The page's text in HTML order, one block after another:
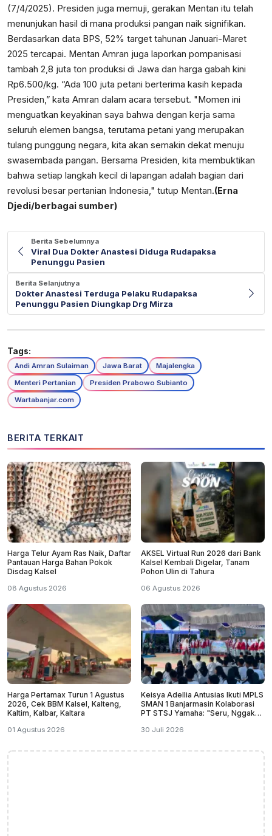
(7/4/2025). Presiden juga memuji, gerakan Mentan itu telah
menunjukan hasil di mana produksi pangan naik signifikan.
Berdasarkan data BPS, 52% target tahunan Januari-Maret
2025 tercapai. Mentan Amran juga laporkan pompanisasi
tambah 2,8 juta ton produksi di Jawa dan harga gabah kini
Rp6.500/kg. “Ada 100 juta petani berterima kasih kepada
Presiden,” kata Amran dalam acara tersebut. "Momen ini
menguatkan keyakinan saya bahwa dengan kerja sama
seluruh elemen bangsa, terutama petani yang merupakan
tulang punggung negara, kita akan semakin dekat menuju
swasembada pangan. Bersama Presiden, kita membuktikan
bahwa setiap langkah kecil di lapangan adalah bagian dari
revolusi besar pertanian Indonesia," tutup Mentan.(Erna
Djedi/berbagai sumber)
Berita Sebelumnya
Viral Dua Dokter Anastesi Diduga Rudapaksa
Penunggu Pasien
Berita Selanjutnya
Dokter Anastesi Terduga Pelaku Rudapaksa
Penunggu Pasien Diungkap Drg Mirza
Tags:
Andi Amran Sulaiman Jawa Barat
Majalengka
Menteri Pertanian
Presiden Prabowo Subianto
Wartabanjar.com
BERITA TERKAIT
Harga Telur Ayam Ras Naik, Daftar
Pantauan Harga Bahan Pokok
Disdag Kalsel
08 Agustus 2026
AKSEL Virtual Run 2026 dari Bank
Kalsel Kembali Digelar, Tanam
Pohon Ulin di Tahura
06 Agustus 2026
Harga Pertamax Turun 1 Agustus
2026, Cek BBM Kalsel, Kalteng,
Kaltim, Kalbar, Kaltara
01 Agustus 2026
Keisya Adellia Antusias Ikuti MPLS
SMAN 1 Banjarmasin Kolaborasi
PT STSJ Yamaha: "Seru, Nggak
30 Juli 2026